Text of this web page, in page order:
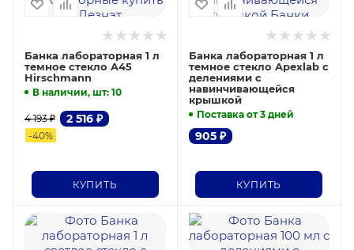
Банка лабораторная 1 л
темное стекло A45
Hirschmann
В наличии, шт: 10
2 516 ₽
4 193₽
-40%
КУПИТЬ
Банка лабораторная 1 л
темное стекло Apexlab с
делениями с
навинчивающейся
крышкой
Поставка от 3 дней
905₽
КУПИТЬ